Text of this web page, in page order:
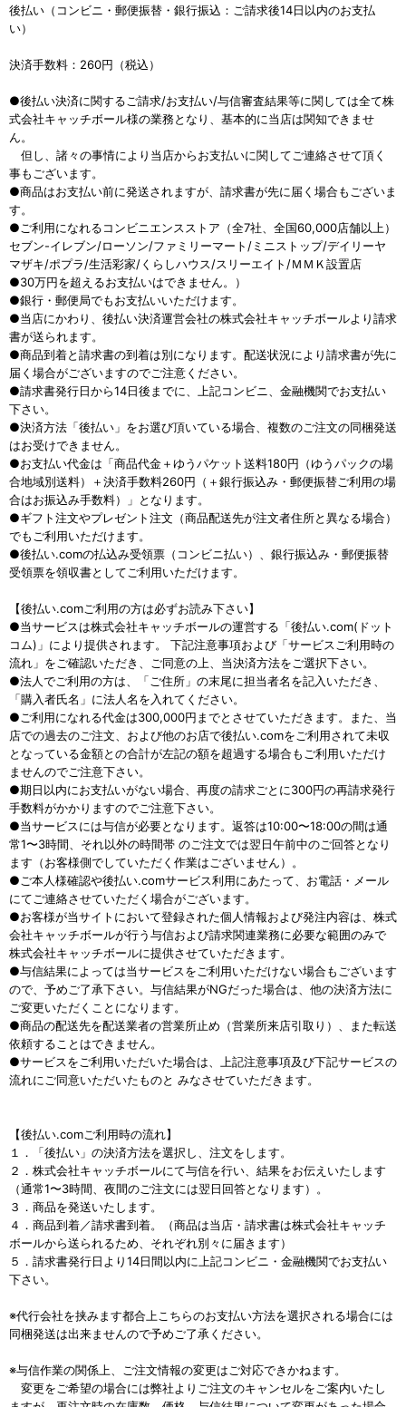
後払い（コンビニ・郵便振替・銀行振込：ご請求後14日以内のお支払
い）
決済手数料：260円（税込）
●後払い決済に関するご請求/お支払い/与信審査結果等に関しては全て株
式会社キャッチボール様の業務となり、基本的に当店は関知できませ
ん。
但し、諸々の事情により当店からお支払いに関してご連絡させて頂く
事もございます。
●商品はお支払い前に発送されますが、請求書が先に届く場合もございま
す。
●ご利用になれるコンビニエンスストア（全7社、全国60,000店舗以上）
セブン-イレブン/ローソン/ファミリーマート/ミニストップ/デイリーヤ
マザキ/ポプラ/生活彩家/くらしハウス/スリーエイト/ＭＭＫ設置店
●30万円を超えるお支払いはできません。）
●銀行・郵便局でもお支払いいただけます。
●当店にかわり、後払い決済運営会社の株式会社キャッチボールより請求
書が送られます。
●商品到着と請求書の到着は別になります。配送状況により請求書が先に
届く場合がございますのでご注意ください。
●請求書発行日から14日後までに、上記コンビニ、金融機関でお支払い
下さい。
●決済方法「後払い」をお選び頂いている場合、複数のご注文の同梱発送
はお受けできません。
●お支払い代金は「商品代金＋ゆうパケット送料180円（ゆうパックの場
合地域別送料）＋決済手数料260円（＋銀行振込み・郵便振替ご利用の場
合はお振込み手数料）」となります。
●ギフト注文やプレゼント注文（商品配送先が注文者住所と異なる場合）
でもご利用いただけます。
●後払い.comの払込み受領票（コンビニ払い）、銀行振込み・郵便振替
受領票を領収書としてご利用いただけます。
【後払い.comご利用の方は必ずお読み下さい】
●当サービスは株式会社キャッチボールの運営する「後払い.com(ドット
コム)」により提供されます。 下記注意事項および「サービスご利用時の
流れ」をご確認いただき、ご同意の上、当決済方法をご選択下さい。
●法人でご利用の方は、「ご住所」の末尾に担当者名を記入いただき、
「購入者氏名」に法人名を入れてください。
●ご利用になれる代金は300,000円までとさせていただきます。また、当
店での過去のご注文、および他のお店で後払い.comをご利用されて未収
となっている金額との合計が左記の額を超過する場合もご利用いただけ
ませんのでご注意下さい。
●期日以内にお支払いがない場合、再度の請求ごとに300円の再請求発行
手数料がかかりますのでご注意下さい。
●当サービスには与信が必要となります。返答は10:00〜18:00の間は通
常1〜3時間、それ以外の時間帯 のご注文では翌日午前中のご回答となり
ます（お客様側でしていただく作業はございません）。
●ご本人様確認や後払い.comサービス利用にあたって、お電話・メール
にてご連絡させていただく場合がございます。
●お客様が当サイトにおいて登録された個人情報および発注内容は、株式
会社キャッチボールが行う与信および請求関連業務に必要な範囲のみで
株式会社キャッチボールに提供させていただきます。
●与信結果によっては当サービスをご利用いただけない場合もございます
ので、予めご了承下さい。与信結果がNGだった場合は、他の決済方法に
ご変更いただくことになります。
●商品の配送先を配送業者の営業所止め（営業所来店引取り）、また転送
依頼することはできません。
●サービスをご利用いただいた場合は、上記注意事項及び下記サービスの
流れにご同意いただいたものと みなさせていただきます。
【後払い.comご利用時の流れ】
１．「後払い」の決済方法を選択し、注文をします。
２．株式会社キャッチボールにて与信を行い、結果をお伝えいたします
（通常1〜3時間、夜間のご注文には翌日回答となります）。
３．商品を発送いたします。
４．商品到着／請求書到着。（商品は当店・請求書は株式会社キャッチ
ボールから送られるため、それぞれ別々に届きます）
５．請求書発行日より14日間以内に上記コンビニ・金融機関でお支払い
下さい。
※代行会社を挟みます都合上こちらのお支払い方法を選択される場合には
同梱発送は出来ませんので予めご了承ください。
※与信作業の関係上、ご注文情報の変更はご対応できかねます。
変更をご希望の場合には弊社よりご注文のキャンセルをご案内いたし